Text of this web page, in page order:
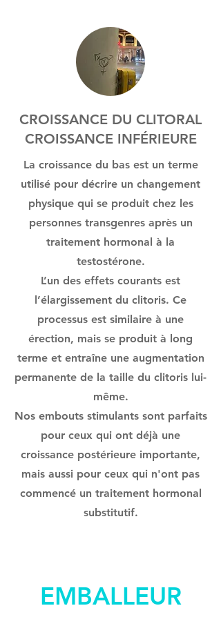
CROISSANCE DU CLITORAL
CROISSANCE INFÉRIEURE
La croissance du bas est un terme
utilisé pour décrire un changement
physique qui se produit chez les
personnes transgenres après un
traitement hormonal à la
testostérone.
L’un des effets courants est
l’élargissement du clitoris. Ce
processus est similaire à une
érection, mais se produit à long
terme et entraîne une augmentation
permanente de la taille du clitoris lui-
même.
Nos embouts stimulants sont parfaits
pour ceux qui ont déjà une
croissance postérieure importante,
mais aussi pour ceux qui n'ont pas
commencé un traitement hormonal
substitutif.
EMBALLEUR